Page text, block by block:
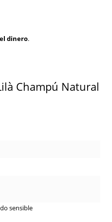
dinero.
Champú Natural
sensible